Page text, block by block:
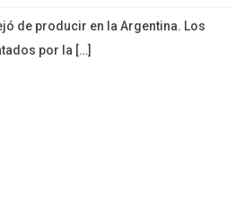
de producir en la Argentina. Los
por la […]